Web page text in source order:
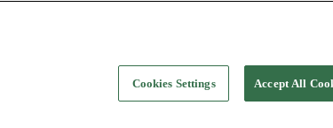
Cookies Settings Accept All